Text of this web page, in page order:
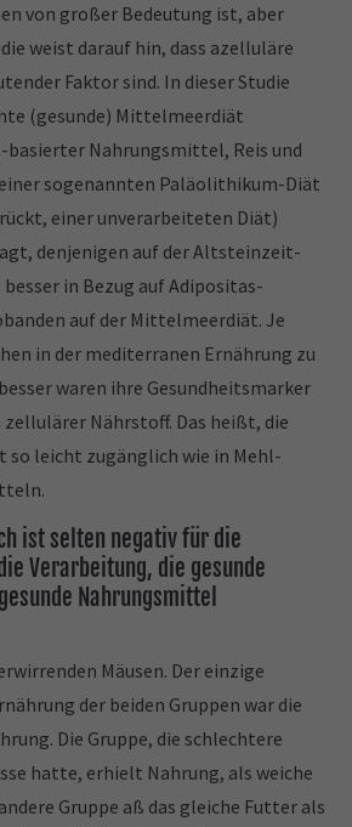
von großer Bedeutung ist, aber
weist darauf hin, dass azelluläre
Faktor sind. In dieser Studie
(gesunde) Mittelmeerdiät
Nahrungsmittel, Reis und
sogenannten Paläolithikum-Diät
einer unverarbeiteten Diät)
denjenigen auf der Altsteinzeit-
in Bezug auf Adipositas-
auf der Mittelmeerdiät. Je
in der mediterranen Ernährung zu
waren ihre Gesundheitsmarker
zellulärer Nährstoff. Das heißt, die
so leicht zugänglich wie in Mehl-
ist selten negativ für die
Verarbeitung, die gesunde
Nahrungsmittel
Mäusen. Der einzige
der beiden Gruppen war die
Die Gruppe, die schlechtere
hatte, erhielt Nahrung, als weiche
Gruppe aß das gleiche Futter als